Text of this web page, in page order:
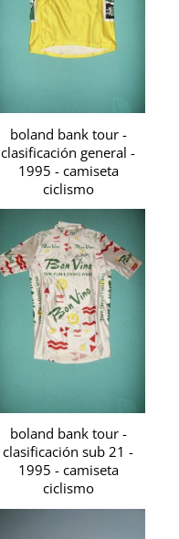
boland bank tour -
clasificación general -
1995 - camiseta
ciclismo
boland bank tour -
clasificación sub 21 -
1995 - camiseta
ciclismo